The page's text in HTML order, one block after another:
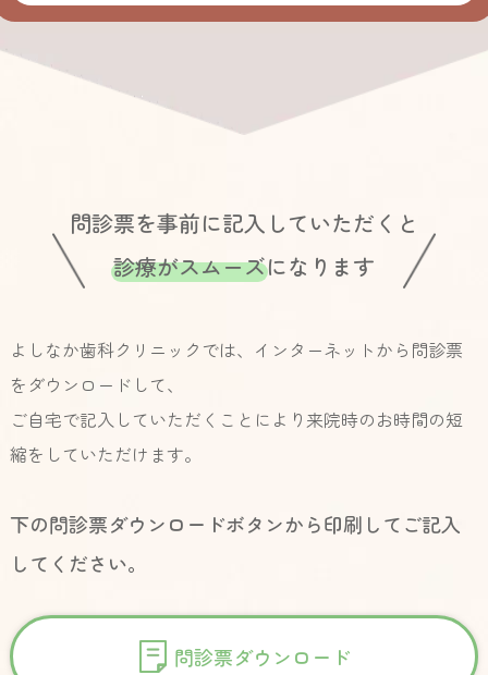
問診票を事前に記入していただく と
診療がスムーズになります
よしなか歯科クリニックでは、インターネットから問診票
をダウンロードして、
ご自宅で記入していただくことにより来院時のお時間の短
縮をしていただけます。
下の問診票ダウンロードボタンから印刷してご記入
してください。
問診票ダウンロード